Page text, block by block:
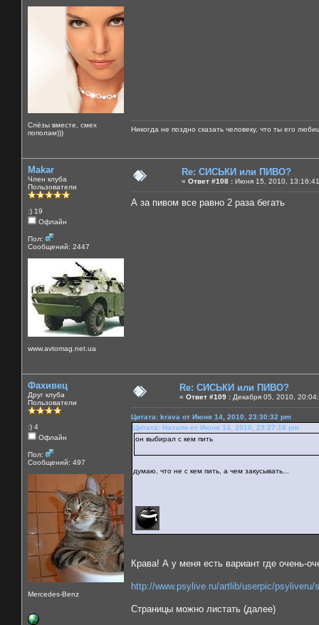
Слёзы вместе, смех
пополам)))
Никогда не поздно сказать человеку, что ты его
Makar
Член клуба
Пользователи
:) 19
Офлайн
Пол:
Сообщений: 2447
www.avtomag.net.ua
Re: СИСЬКИ или ПИВО?
« Ответ #108 : Июня 15, 2010,
А за пивом все равно 2 раза бегать
Фахивец
Друг клуба
Пользователи
:) 4
Офлайн
Пол:
Сообщений: 497
Mercedes-Benz
Re: СИСЬКИ или ПИВО?
« Ответ #109 : Декабря 05, 2010,
Цитата: krava от Июня 14, 2010, 23:30:32 pm
Цитата: Натали от Июня 14, 2010, 23:27:18 pm
он выбирал с кем пить
думаю, что не с кем пить, а чем закусывать...
Крава! А у меня есть вариант где очень-
http://www.psylive.ru/artlib/userpic/psyliveru/
Страницы можно листать (далее)